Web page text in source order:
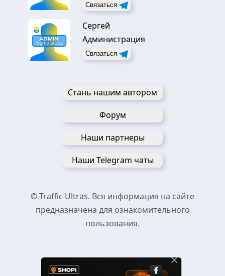
Связаться
Сергей
Администрация
Связаться
Стань нашим автором
Форум
Наши партнеры
Наши Telegram чаты
© Traffic Ultras. Вся информация на сайте
предназначена для ознакомительного
пользования.
×